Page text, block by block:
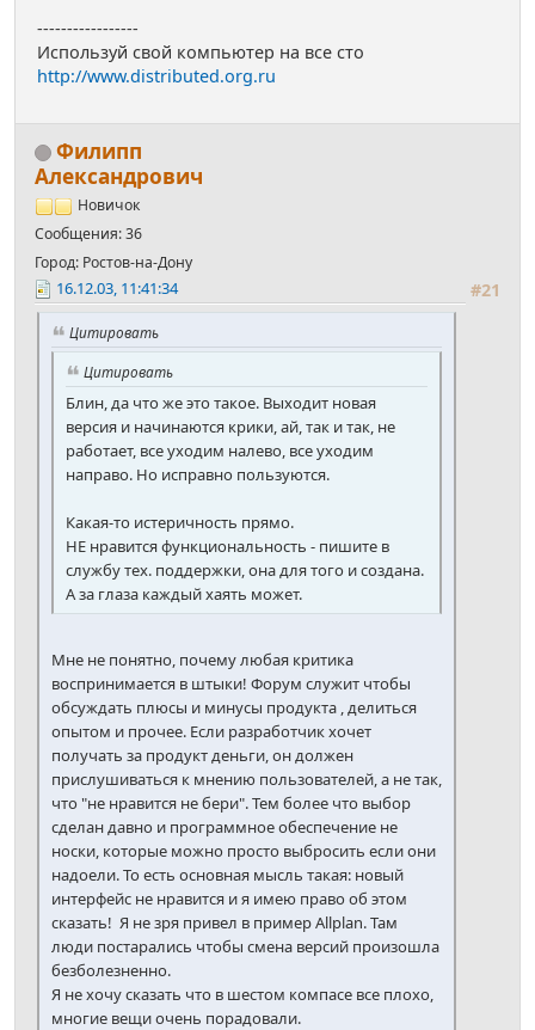
-----------------
Используй свой компьютер на все сто
http://www.distributed.org.ru
Филипп
Александрович
Новичок
Сообщения: 36
Город: Ростов-на-Дону
#21
16.12.03, 11:41:34
Цитировать
Цитировать
Блин, да что же это такое. Выходит новая
версия и начинаются крики, ай, так и так, не
работает, все уходим налево, все уходим
направо. Но исправно пользуются.
Какая-то истеричность прямо.
НЕ нравится функциональность - пишите в
службу тех. поддержки, она для того и создана.
А за глаза каждый хаять может.
Мне не понятно, почему любая критика
воспринимается в штыки! Форум служит чтобы
обсуждать плюсы и минусы продукта , делиться
опытом и прочее. Если разработчик хочет
получать за продукт деньги, он должен
прислушиваться к мнению пользователей, а не так,
что "не нравится не бери". Тем более что выбор
сделан давно и программное обеспечение не
носки, которые можно просто выбросить если они
надоели. То есть основная мысль такая: новый
интерфейс не нравится и я имею право об этом
сказать! Я не зря привел в пример Allplan. Там
люди постарались чтобы смена версий произошла
безболезненно.
Я не хочу сказать что в шестом компасе все плохо,
многие вещи очень порадовали.